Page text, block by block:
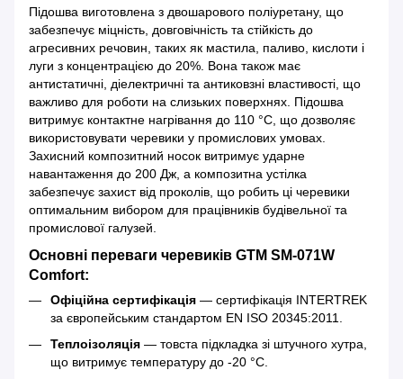
Підошва виготовлена з двошарового поліуретану, що
забезпечує міцність, довговічність та стійкість до
агресивних речовин, таких як мастила, паливо, кислоти і
луги з концентрацією до 20%. Вона також має
антистатичні, діелектричні та антиковзні властивості, що
важливо для роботи на слизьких поверхнях. Підошва
витримує контактне нагрівання до 110 °C, що дозволяє
використовувати черевики у промислових умовах.
Захисний композитний носок витримує ударне
навантаження до 200 Дж, а композитна устілка
забезпечує захист від проколів, що робить ці черевики
оптимальним вибором для працівників будівельної та
промислової галузей.
Основні переваги черевиків GTM SM-071W
Comfort:
Офіційна сертифікація — сертифікація INTERTREK
за європейським стандартом EN ISO 20345:2011.
Теплоізоляція — товста підкладка зі штучного хутра,
що витримує температуру до -20 °C.